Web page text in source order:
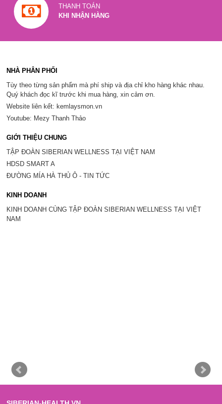
THANH TOÁN
KHI NHẬN HÀNG
NHÀ PHÂN PHỐI
Tùy theo từng sản phẩm mà phí ship và địa chỉ kho hàng khác nhau.
Quý khách đọc kĩ trước khi mua hàng, xin cảm ơn.
Website liên kết: kemlaysmon.vn
Youtube: Mezy Thanh Thảo
GIỚI THIỆU CHUNG
TẬP ĐOÀN SIBERIAN WELLNESS TẠI VIỆT NAM
HDSD SMART A
ĐƯỜNG MÍA HÀ THỦ Ô - TIN TỨC
KINH DOANH
KINH DOANH CÙNG TẬP ĐOÀN SIBERIAN WELLNESS TẠI VIỆT
NAM